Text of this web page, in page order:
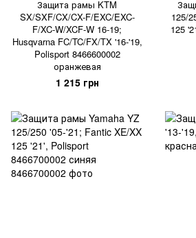
Защита рамы KTM
SX/SXF/CX/CX-F/EXC/EXC-
F/XC-W/XCF-W 16-19;
Husqvarna FC/TC/FX/TX '16-'19,
Polisport 8466600002
оранжевая
1 215 грн
125/
125